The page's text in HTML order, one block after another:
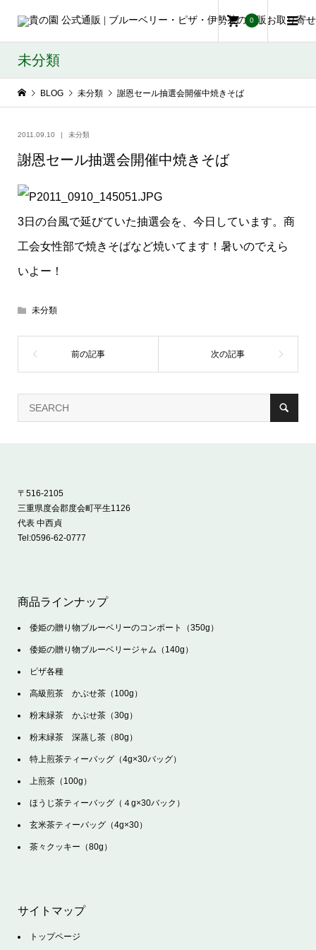
0
未分類
BLOG 未分類 謝恩セール抽選会開催中焼きそば
2011.09.10 未分類
謝恩セール抽選会開催中焼きそば
3日の台風で延びていた抽選会を、今日しています。商
工会女性部で焼きそばなど焼いてます！暑いのでえら
いよー！
未分類
〒516-2105
三重県度会郡度会町平生1126
代表 中西貞
Tel:0596-62-0777
商品ラインナップ
倭姫の贈り物ブルーベリーのコンポート（350g）
倭姫の贈り物ブルーベリージャム（140g）
ピザ各種
高級煎茶 かぶせ茶（100g）
粉末緑茶 かぶせ茶（30g）
粉末緑茶 深蒸し茶（80g）
特上煎茶ティーバッグ（4g×30バッグ）
上煎茶（100g）
ほうじ茶ティーバッグ（４g×30バック）
玄米茶ティーバッグ（4g×30）
茶々クッキー（80g）
サイトマップ
トップページ